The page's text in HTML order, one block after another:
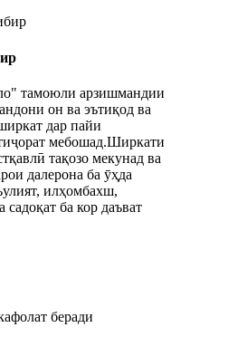
тамоюли арзишмандии
он ва эътиқод ва
дар пайи
мебошад.Ширкати
тақозо мекунад ва
далерона ба ӯҳда
илҳомбахш,
садоқат ба кор даъват
беради